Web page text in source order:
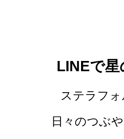
LINEで
ステラフ
日々のつぶ